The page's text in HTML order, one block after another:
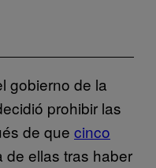
gobierno de la
prohibir las
de que cinco
de ellas tras haber